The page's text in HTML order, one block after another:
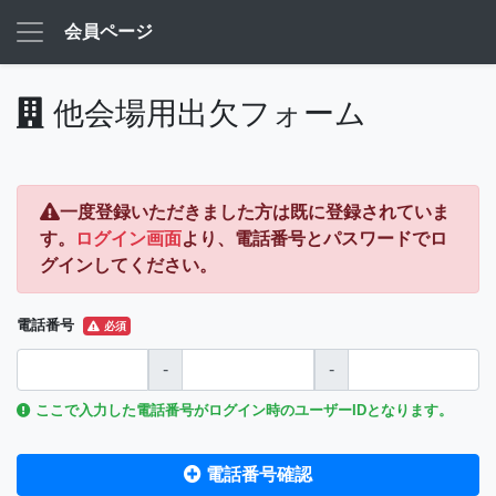
会員ページ
他会場用出欠フォーム
一度登録いただきました方は既に登録されていま
す。
ログイン画面より、電話番号とパスワードでロ
グインしてください。
電話番号 必須
- -
ここで入力した電話番号がログイン時のユーザーIDとなります。
電話番号確認